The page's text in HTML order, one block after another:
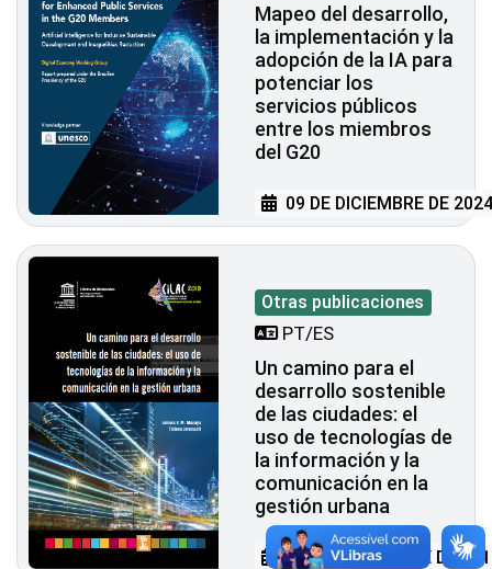
Mapeo del desarrollo,
la implementación y la
adopción de la IA para
potenciar los
servicios públicos
entre los miembros
del G20
09 DE DICIEMBRE DE
Otras publicaciones
PT/ES
Un camino para el
desarrollo sostenible
de las ciudades: el
uso de tecnologías de
la información y la
comunicación en la
gestión urbana
05 DE NOVIEMBRE DE